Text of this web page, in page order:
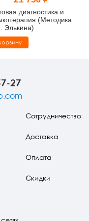
атаки
диагностика и
(Методика
Элькина)
27
Сотрудничество
Доставка
Оплата
Скидки